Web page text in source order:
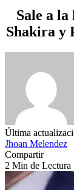
Sale a
Shakira y
Última
Jhoan Melendez
Compartir
2 Min de Lectura